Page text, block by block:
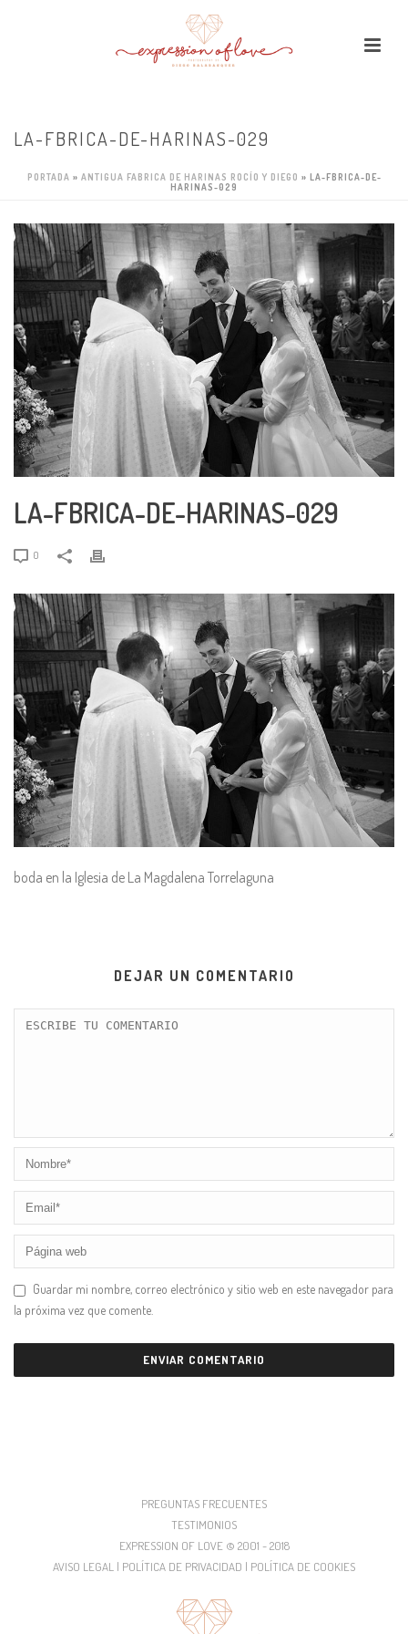
LA-FBRICA-DE-HARINAS-029
PORTADA » ANTIGUA FABRICA DE HARINAS ROCÍO Y DIEGO » LA-FBRICA-DE-
HARINAS-029
LA-FBRICA-DE-HARINAS-029
0
boda en la Iglesia de La Magdalena Torrelaguna
DEJAR UN COMENTARIO
Guardar mi nombre, correo electrónico y sitio web en este navegador para
la próxima vez que comente.
PREGUNTAS FRECUENTES
TESTIMONIOS
EXPRESSION OF LOVE © 2001 - 2018
AVISO LEGAL | POLÍTICA DE PRIVACIDAD | POLÍTICA DE COOKIES